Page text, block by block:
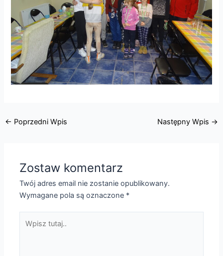
← Poprzedni Wpis Następny Wpis →
Zostaw komentarz
Twój adres email nie zostanie opublikowany.
Wymagane pola są oznaczone *
tutaj..